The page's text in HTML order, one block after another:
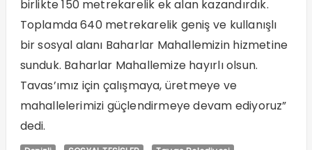
birlikte 150 metrekarelik ek alan kazandırdık.
Toplamda 640 metrekarelik geniş ve kullanışlı
bir sosyal alanı Baharlar Mahallemizin hizmetine
sunduk. Baharlar Mahallemize hayırlı olsun.
Tavas’ımız için çalışmaya, üretmeye ve
mahallelerimizi güçlendirmeye devam ediyoruz”
dedi.